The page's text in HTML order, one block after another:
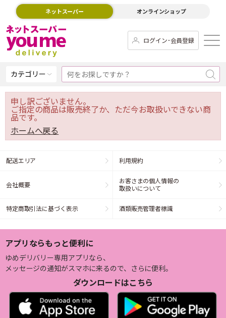
ネットスーパー オンラインショップ
ログイン･会員登録
カテゴリー
申し訳ございません。
ご指定の商品は販売終了か、ただ今お取扱いできない商
品です。
ホームへ戻る
配送エリア 利用規約
会社概要
お客さまの個人情報の
取扱いについて
特定商取引法に基づく表示 酒類販売管理者標識
アプリならもっと便利に
ゆめデリバリー専用アプリなら、
メッセージの通知がスマホに来るので、さらに便利。
ダウンロードはこちら